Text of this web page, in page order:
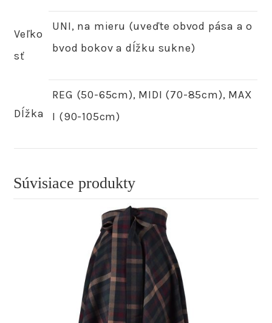
Veľko
sť
UNI, na mieru (uveďte obvod pása a o
bvod bokov a dĺžku sukne)
Dĺžka
REG (50-65cm), MIDI (70-85cm), MAX
I (90-105cm)
Súvisiace produkty